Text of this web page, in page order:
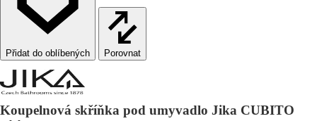
Porovnat
Koupelnová skříňka pod umyvadlo Jika CUBITO